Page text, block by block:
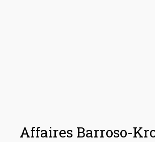
Affaires Barroso-